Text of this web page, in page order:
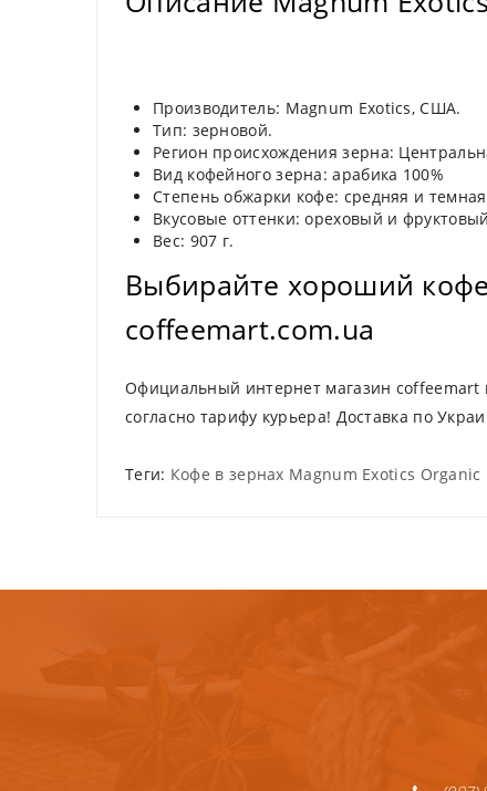
Производитель: Magnum Exotics, США.
Тип: зерновой.
Регион происхождения зерна:
Вид кофейного зерна: арабика 100%
Степень обжарки кофе: средняя и
Вкусовые оттенки: ореховый и
Вес: 907 г.
Выбирайте хороший
coffeemart.com.ua
Официальный интернет магазин coffeemart
согласно тарифу курьера! Доставка по
Теги: Кофе в зернах Magnum Exotics